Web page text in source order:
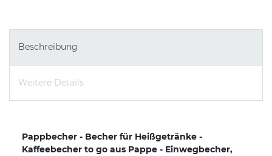
Beschreibung
Weitere Details
Pappbecher - Becher für Heißgetränke -
Kaffeebecher to go aus Pappe - Einwegbecher,